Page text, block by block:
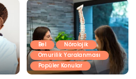
Bel
Nörolojik
Omurilik Yaralanması
Popüler Konular